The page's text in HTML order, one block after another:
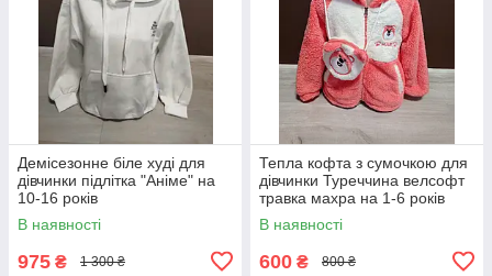
Демісезонне біле худі для
дівчинки підлітка "Аніме" на
10-16 років
В наявності
975 ₴ 1 300 ₴
Тепла кофта з сумочкою для
дівчинки Туреччина велсофт
травка махра на 1-6 років
корал
В наявності
600 ₴ 800 ₴